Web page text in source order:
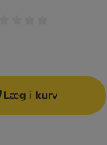
Læg i kurv